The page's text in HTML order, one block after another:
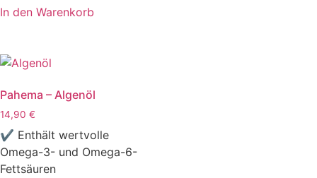
In den Warenkorb
Pahema – Algenöl
14,90 €
✔ Enthält wertvolle
Omega-3- und Omega-6-
Fettsäuren